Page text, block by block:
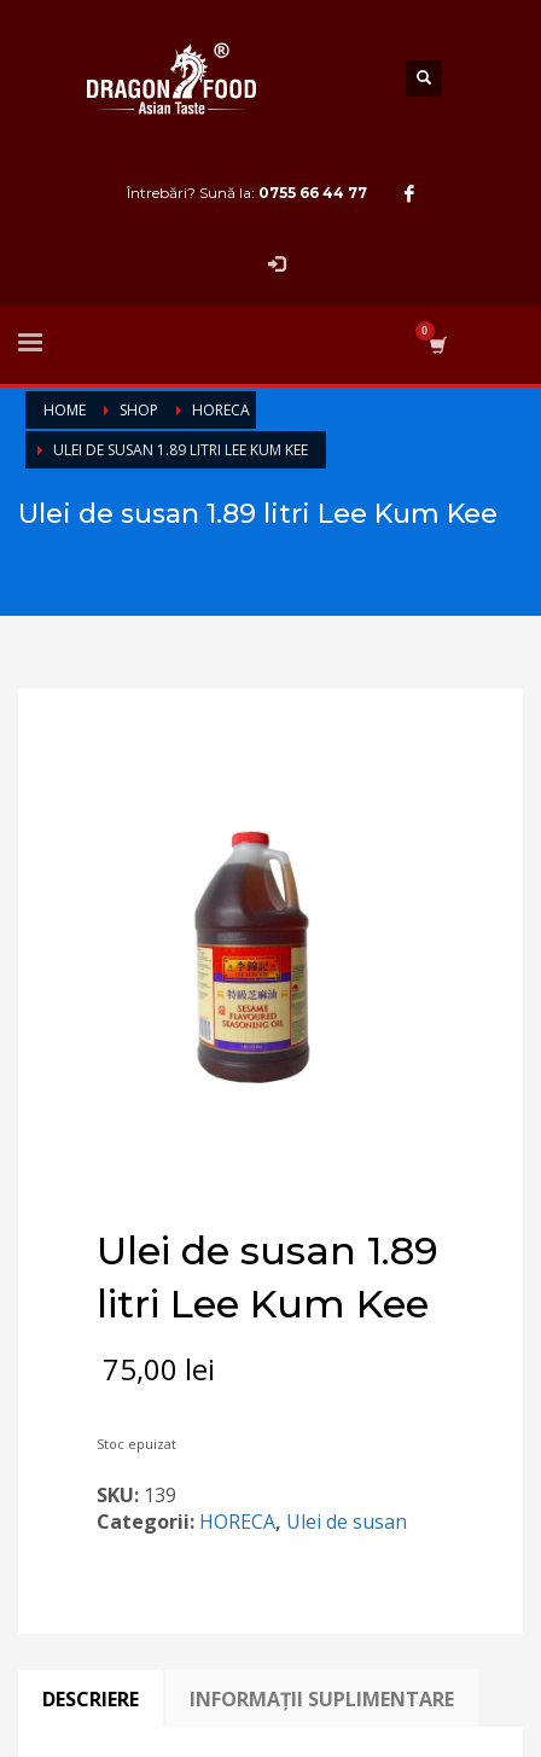
Întrebări? Sună la: 0755 66 44 77
HOME SHOP
HORECA
ULEI DE SUSAN 1.89 LITRI LEE KUM KEE
Ulei de susan 1.89 litri Lee Kum Kee
Ulei de susan 1.89
litri Lee Kum Kee
75,00 lei
Stoc epuizat
SKU: 139
Categorii: HORECA, Ulei de susan
DESCRIERE INFORMAȚII SUPLIMENTARE